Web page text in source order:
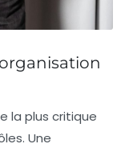
la plus critique
Une